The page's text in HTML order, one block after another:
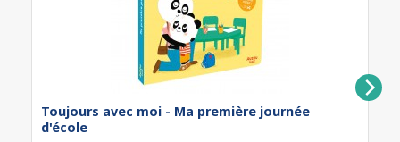
Toujours avec moi - Ma première journée
d'école